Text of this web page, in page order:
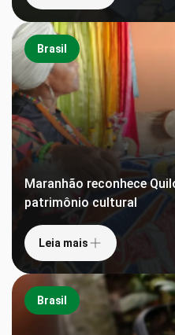
Brasil
Maranhão reconhece
patrimônio cultural
Leia mais
Brasil